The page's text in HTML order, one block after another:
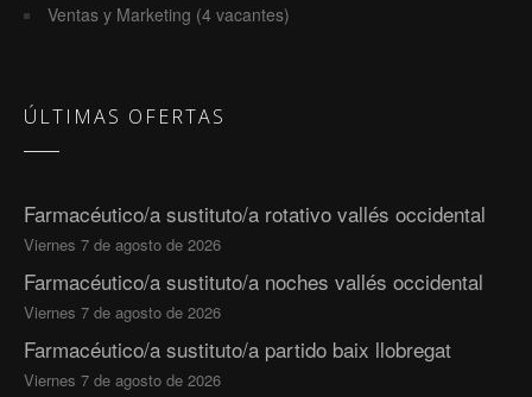
Ventas y Marketing (4 vacantes)
ÚLTIMAS OFERTAS
Farmacéutico/a sustituto/a rotativo vallés occidental
Viernes 7 de agosto de 2026
Farmacéutico/a sustituto/a noches vallés occidental
Viernes 7 de agosto de 2026
Farmacéutico/a sustituto/a partido baix llobregat
Viernes 7 de agosto de 2026